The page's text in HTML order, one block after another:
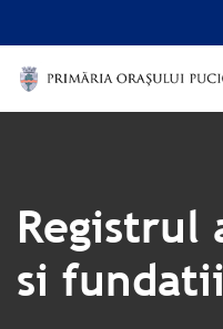
Registrul
si